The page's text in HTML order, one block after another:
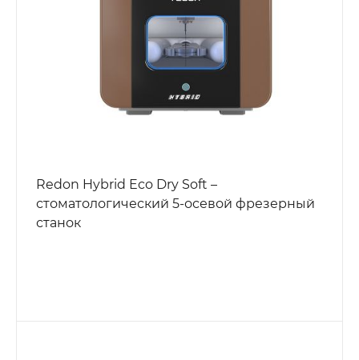
Redon Hybrid Eco Dry Soft –
стоматологический 5-осевой фрезерный
станок